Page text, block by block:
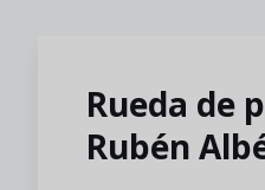
Rueda de
Rubén